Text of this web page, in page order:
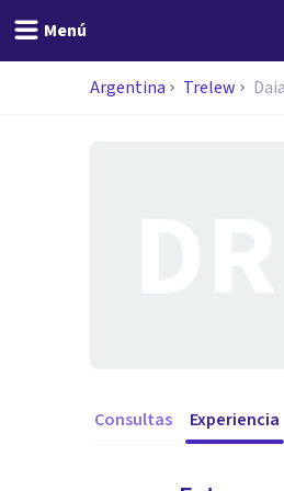
Menú
Argentina Trelew
Consultas Experiencia